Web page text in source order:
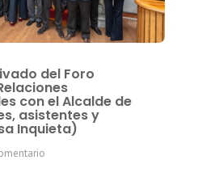
del Foro
con el Alcalde de
asistentes y
Inquieta)